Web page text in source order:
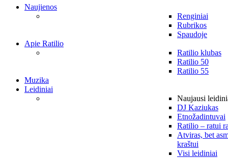
Naujienos
Renginiai
Rubrikos
Spaudoje
Apie Ratilio
Ratilio klubas
Ratilio 50
Ratilio 55
Muzika
Leidiniai
Naujausi
DJ Kaziukas
Etnožadintuvai
Ratilio – ratui
Atviras, bet
kraštui
Visi leidiniai